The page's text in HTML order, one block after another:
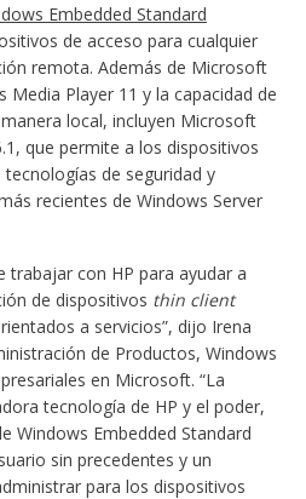
Embedded Standard
de acceso para cualquier
remota. Además de Microsoft
Media Player 11 y la capacidad de
local, incluyen Microsoft
que permite a los dispositivos
de seguridad y
recientes de Windows Server
trabajar con HP para ayudar a
de dispositivos thin client
a servicios”, dijo Irena
de Productos, Windows
en Microsoft. “La
tecnología de HP y el poder,
Windows Embedded Standard
sin precedentes y un
para los dispositivos